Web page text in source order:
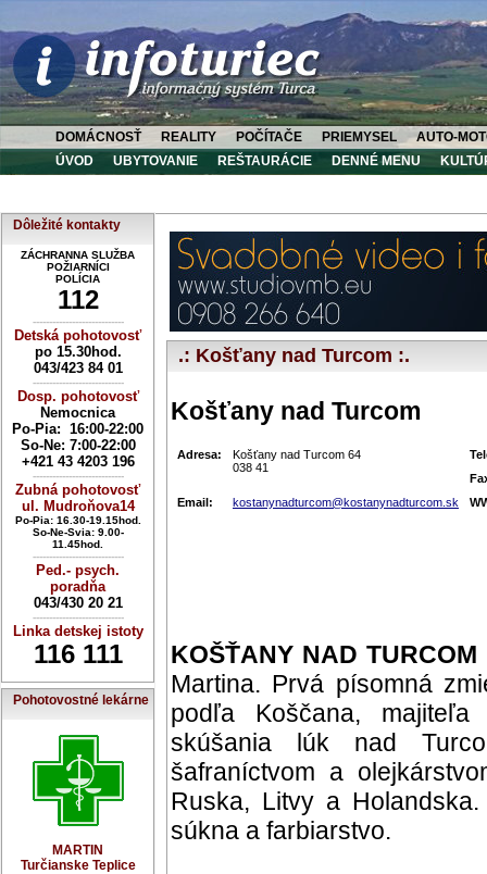
DOMÁCNOSŤ REALITY POČÍTAČE PRIEMYSEL
AUTO-
ÚVOD
UBYTOVANIE REŠTAURÁCIE DENNÉ MENU
Dôležité kontakty
ZÁCHRANNA SLUŽBA
POŽIARNÍCI
POLÍCIA
112
----------------------------
Detská pohotovosť
po 15.30hod.
043/423 84 01
----------------------------
Dosp. pohotovosť
Nemocnica
Po-Pia: 16:00-22:00
So-Ne: 7:00-22:00
+421 43 4203 196
----------------------------
Zubná pohotovosť
ul. Mudroňova14
Po-Pia: 16.30-19.15hod.
So-Ne-Svia: 9.00-
11.45hod.
----------------------------
Ped.- psych.
poradňa
043/430 20 21
----------------------------
Linka detskej istoty
116 111
Pohotovostné lekárne
MARTIN
Turčianske Teplice
.: Košťany nad Turcom :.
Košťany nad Turcom
Adresa:
Košťany nad Turcom 64
038 41
Email:
kostanynadturcom@kostanynadturcom.sk
KOŠŤANY NAD TURCOM
Martina. Prvá písomná
podľa Koščana,
skúšania lúk nad
šafraníctvom a
Ruska, Litvy a
súkna a farbiarstvo.